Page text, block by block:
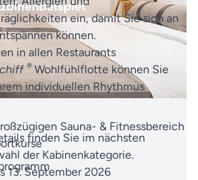
ein, damit Sie sich an
können.
in allen Restaurants
®Wohlfühlflotte können Sie
individuellen Rhythmus
Sauna- & Fitnessbereich
finden Sie im nächsten
der Kabinenkategorie.
13. September 2026